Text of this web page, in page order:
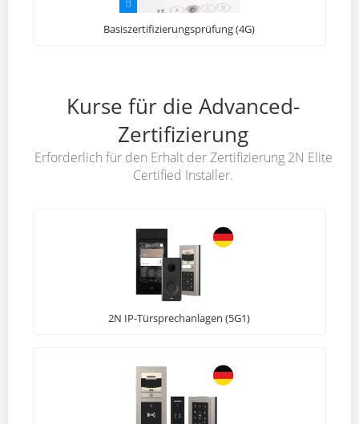
Basiszertifizierungsprüfung (4G)
Kurse für die Advanced-
Zertifizierung
Erforderlich für den Erhalt der Zertifizierung 2N Elite
Certified Installer.
2N IP-Türsprechanlagen (5G1)